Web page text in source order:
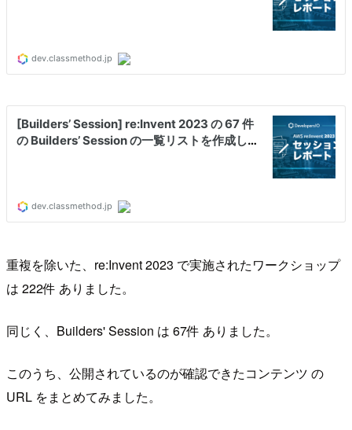
重複を除いた、re:Invent 2023 で実施されたワークショップ
は 222件 ありました。
同じく、Builders' Session は 67件 ありました。
このうち、公開されているのが確認できたコンテンツ の
URL をまとめてみました。